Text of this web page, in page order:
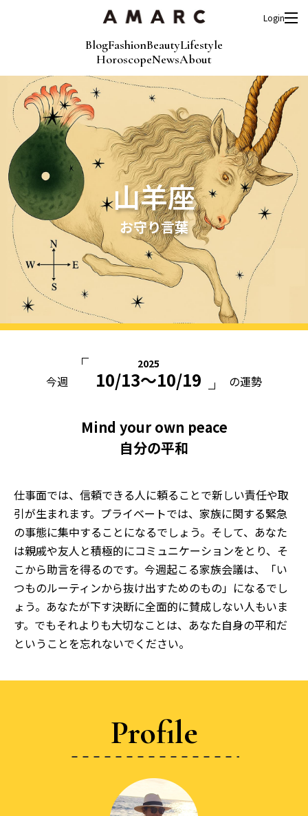
BlogFashionBeautyLifestyle
HoroscopeNewsAbout
Login
山羊座
お守り言葉
今週
2025
10/13〜10/19 の運勢
Mind your own peace
自分の平和
仕事面では、信頼できる人に頼ることで新しい責任や取
引が生まれます。プライベートでは、家族に関する緊急
の事態に集中することになるでしょう。そして、あなた
は親戚や友人と積極的にコミュニケーションをとり、そ
こから助言を得るのです。今週起こる家族会議は、「い
つものルーティンから抜け出すためのもの」になるでし
ょう。あなたが下す決断に全面的に賛成しない人もいま
す。でもそれよりも大切なことは、あなた自身の平和だ
ということを忘れないでください。
Profile